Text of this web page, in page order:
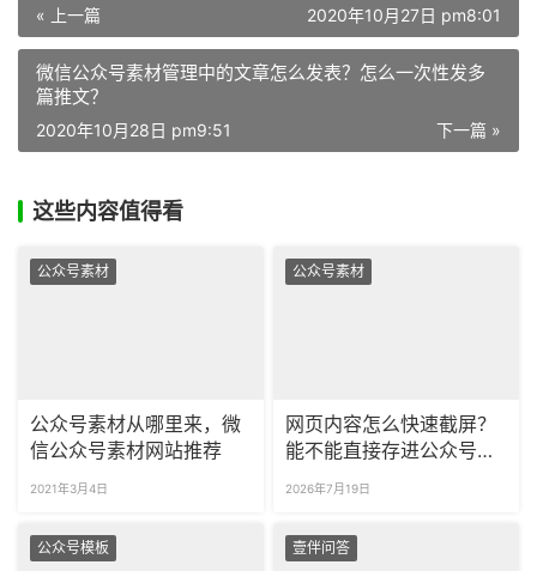
« 上一篇 2020年10月27日 pm8:01
微信公众号素材管理中的文章怎么发表？怎么一次性发多
篇推文？
下一篇 »
2020年10月28日 pm9:51
这些内容值得看
公众号素材
公众号素材从哪里来，微
信公众号素材网站推荐
2021年3月4日
公众号素材
网页内容怎么快速截屏？
能不能直接存进公众号素
2026年7月19日
公众号模板 壹伴问答